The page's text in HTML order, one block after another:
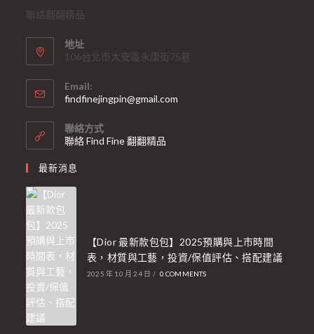
聯絡翻翻精品
地址
106台北市大安區永康街75巷
Email:
findfinejingpin@gmail.com
聯絡方式
聯絡 Find Fine 翻翻精品
最新消息
【Dior 最新款包包】2025預購與上市時間
表，材質與工藝，投資/保值評估、搭配建議
2025 年 10 月 24 日 / 0 COMMENTS